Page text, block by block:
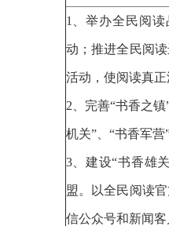
1、举办全民阅
动；推进全民阅
活动，使阅读真
2、完善“书香之
机关”、“书香军
3、建设“书香雄
盟。以全民阅读
信公众号和新闻